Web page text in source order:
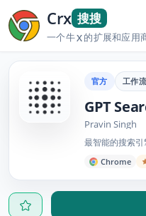
Crx 搜搜
一个牛X的扩展和应用
官方 工作
GPT
Pravin Singh
最智能的搜索引
Chrome